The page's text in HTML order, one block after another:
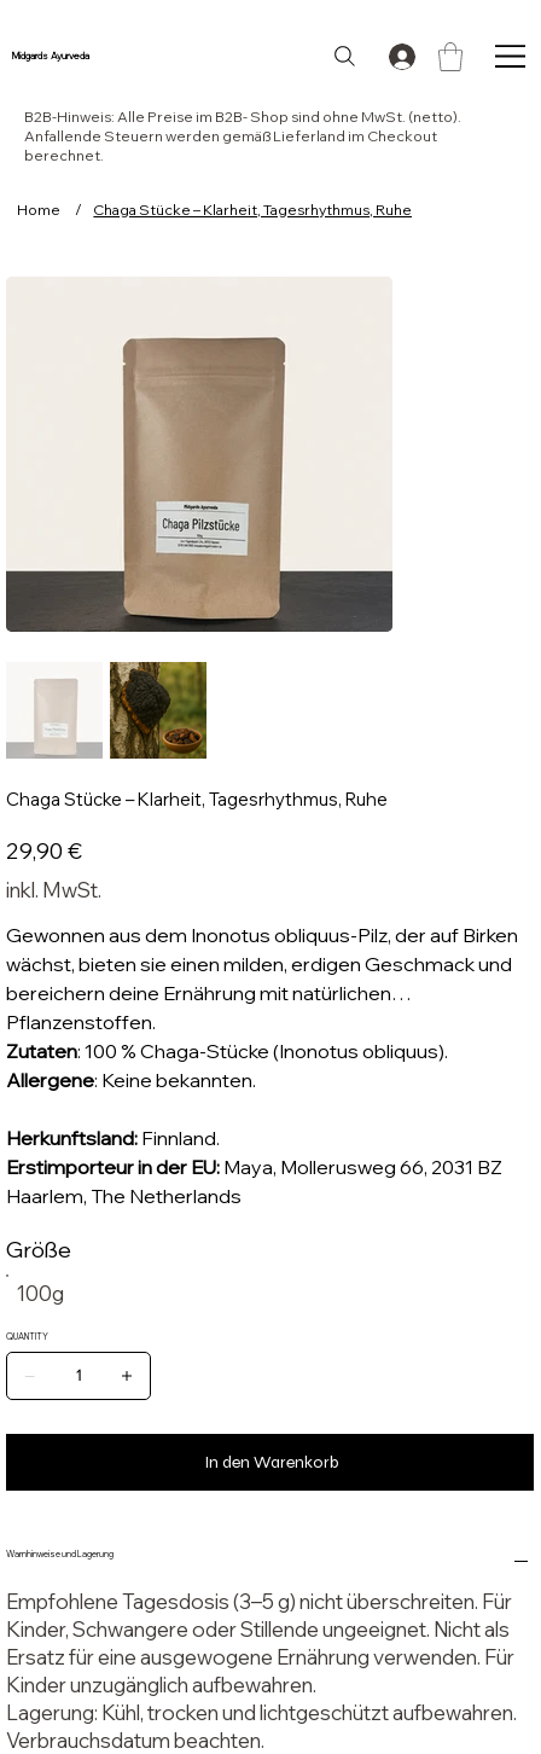
Midgards Ayurveda
Home / Chaga Stücke – Klarheit, Tagesrhythmus, Ruhe
Chaga Stücke – Klarheit, Tagesrhythmus, Ruhe
Preis
29,90 €
inkl. MwSt.
Gewonnen aus dem Inonotus obliquus-Pilz, der auf Birken
wächst, bieten sie einen milden, erdigen Geschmack und
bereichern deine Ernährung mit natürlichen
Pflanzenstoffen.
Zutaten: 100 % Chaga-Stücke (Inonotus obliquus).
Allergene: Keine bekannten.
Herkunftsland: Finnland.
Erstimporteur in der EU: Maya, Mollerusweg 66, 2031 BZ
Haarlem, The Netherlands
100g
Größe
QUANTITY
In den Warenkorb
Warnhinweise und Lagerung
Empfohlene Tagesdosis (3–5 g) nicht überschreiten. Für
Kinder, Schwangere oder Stillende ungeeignet. Nicht als
Ersatz für eine ausgewogene Ernährung verwenden. Für
Kinder unzugänglich aufbewahren.
Lagerung: Kühl, trocken und lichtgeschützt aufbewahren.
Verbrauchsdatum beachten.
B2B-Hinweis: Alle Preise im B2B- Shop sind ohne MwSt. (netto).
Anfallende Steuern werden gemäß Lieferland im Checkout
berechnet.